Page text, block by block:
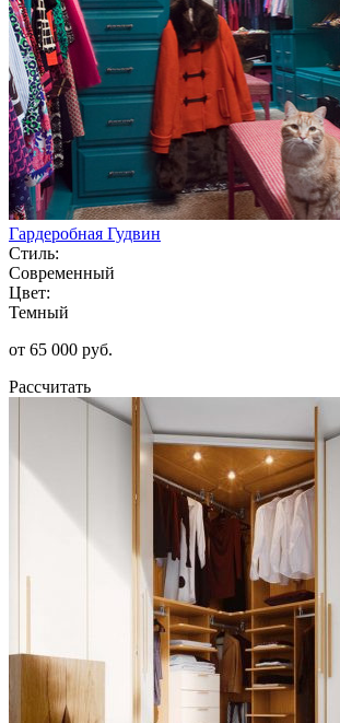
Гардеробная Гудвин
Стиль:
Современный
Цвет:
Темный
от 65 000 руб.
Рассчитать